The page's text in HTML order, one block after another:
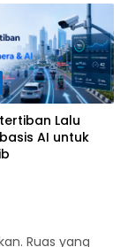
Lalu
AI untuk
Ruas yang